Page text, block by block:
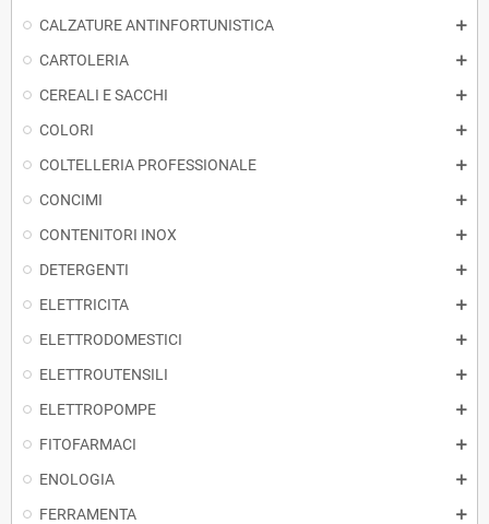
CALZATURE ANTINFORTUNISTICA
CARTOLERIA
CEREALI E SACCHI
COLORI
COLTELLERIA PROFESSIONALE
CONCIMI
CONTENITORI INOX
DETERGENTI
ELETTRICITA
ELETTRODOMESTICI
ELETTROUTENSILI
ELETTROPOMPE
FITOFARMACI
ENOLOGIA
FERRAMENTA